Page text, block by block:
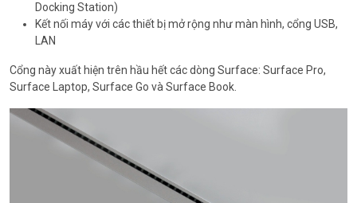
Docking Station)
Kết nối máy với các thiết bị mở rộng như màn hình, cổng USB,
LAN
Cổng này xuất hiện trên hầu hết các dòng Surface: Surface Pro,
Surface Laptop, Surface Go và Surface Book.